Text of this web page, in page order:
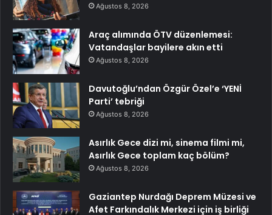
Ağustos 8, 2026
Araç alımında ÖTV düzenlemesi:
Vatandaşlar bayilere akın etti
Ağustos 8, 2026
Davutoğlu’ndan Özgür Özel’e ‘YENİ
Parti’ tebriği
Ağustos 8, 2026
Asırlık Gece dizi mi, sinema filmi mi,
Asırlık Gece toplam kaç bölüm?
Ağustos 8, 2026
Gaziantep Nurdağı Deprem Müzesi ve
Afet Farkındalık Merkezi için iş birliği